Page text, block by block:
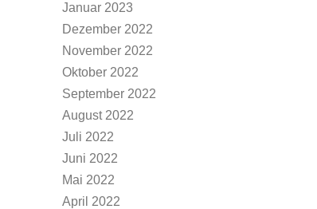
Januar 2023
Dezember 2022
November 2022
Oktober 2022
September 2022
August 2022
Juli 2022
Juni 2022
Mai 2022
April 2022